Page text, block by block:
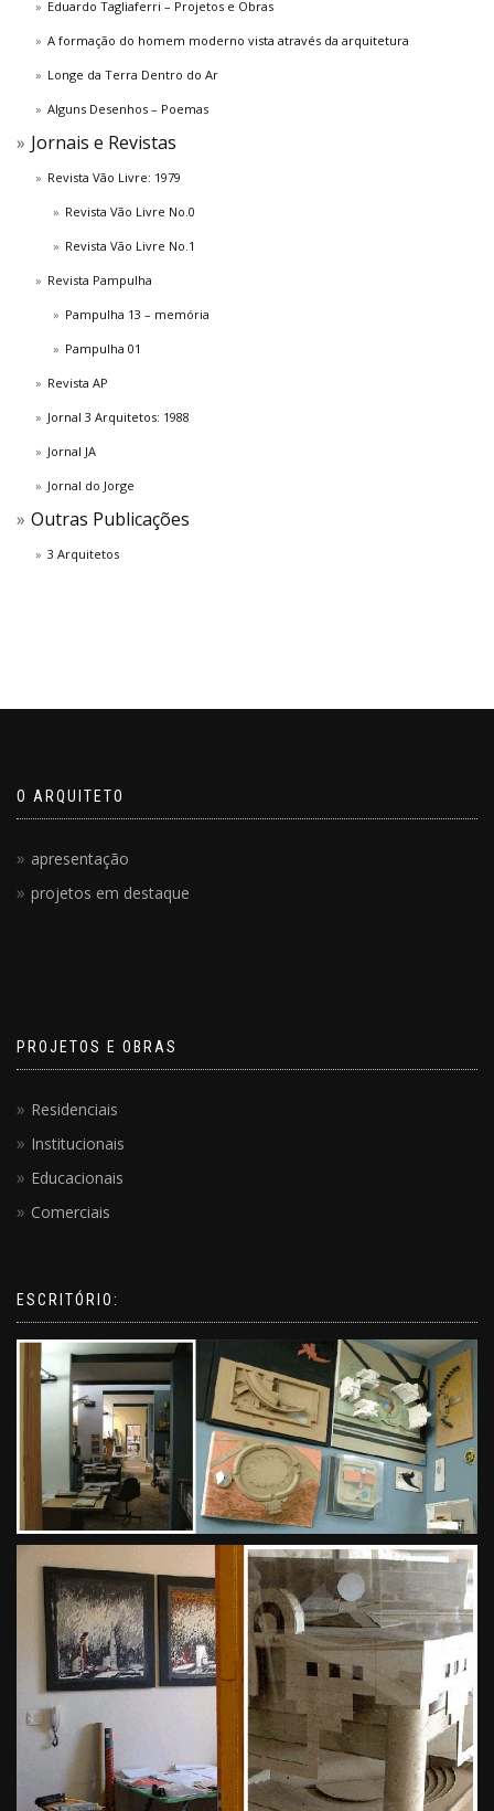
Eduardo Tagliaferri – Projetos e Obras
A formação do homem moderno vista através da arquitetura
Longe da Terra Dentro do Ar
Alguns Desenhos – Poemas
Jornais e Revistas
Revista Vão Livre: 1979
Revista Vão Livre No.0
Revista Vão Livre No.1
Revista Pampulha
Pampulha 13 – memória
Pampulha 01
Revista AP
Jornal 3 Arquitetos: 1988
Jornal JA
Jornal do Jorge
Outras Publicações
3 Arquitetos
O ARQUITETO
apresentação
projetos em destaque
PROJETOS E OBRAS
Residenciais
Institucionais
Educacionais
Comerciais
ESCRITÓRIO: